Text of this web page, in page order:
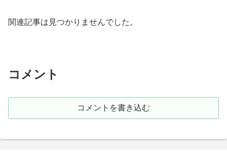
関連記事は見つかりませんでした。
コメント
コメントを書き込む